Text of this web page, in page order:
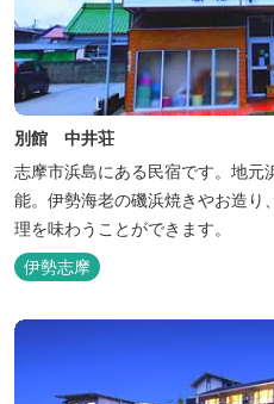
別館 中井荘
志摩市浜島にある民宿です。地元
能。伊勢海老の磯浜焼きやお造
理を味わうことができます。
伊勢志摩